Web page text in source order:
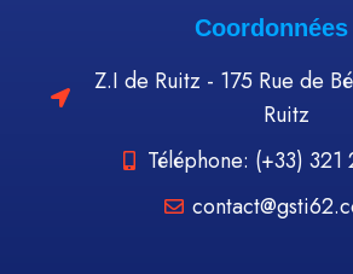
Coordonnées
Z.I de Ruitz - 175 Rue de
Ruitz
Téléphone: (+33) 321